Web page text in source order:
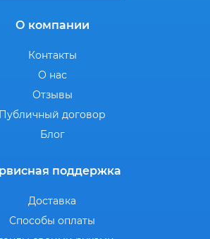
О компании
Контакты
О нас
Отзывы
Публичный договор
Блог
поддержка
Доставка
Способы оплаты